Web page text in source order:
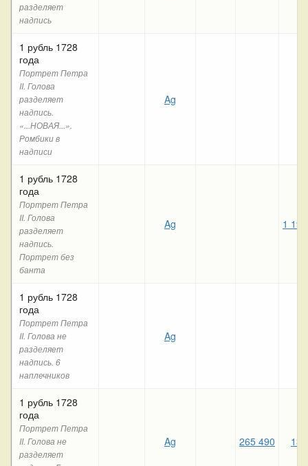
разделяет
надпись
1 рубль 1728
года
Портрет Петра
II. Голова
разделяет
надпись.
«...НОВАЯ...».
Ромбики в
надписи
Ag
1 рубль 1728
года
Портрет Петра
II. Голова
разделяет
надпись.
Портрет без
банта
Ag 1
1 рубль 1728
года
Портрет Петра
II. Голова не
разделяет
надпись. 6
наплечников
Ag
1 рубль 1728
года
Портрет Петра
II. Голова не
разделяет
Ag 265 490